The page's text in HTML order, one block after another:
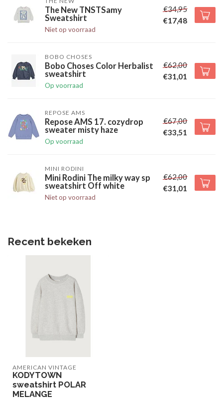
The New TNSTSamy
Sweatshirt
Niet op voorraad
€34,95
€17,48
BOBO CHOSES
Bobo Choses Color Herbalist
sweatshirt
Op voorraad
€62,00
€31,01
REPOSE AMS
Repose AMS 17. cozydrop
sweater misty haze
Op voorraad
€67,00
€33,51
MINI RODINI
Mini Rodini The milky way sp
sweatshirt Off white
Niet op voorraad
€62,00
€31,01
Recent bekeken
AMERICAN VINTAGE
KODYTOWN
sweatshirt POLAR
MELANGE